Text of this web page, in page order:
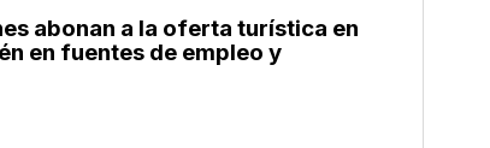
abonan a la oferta turística en
en fuentes de empleo y